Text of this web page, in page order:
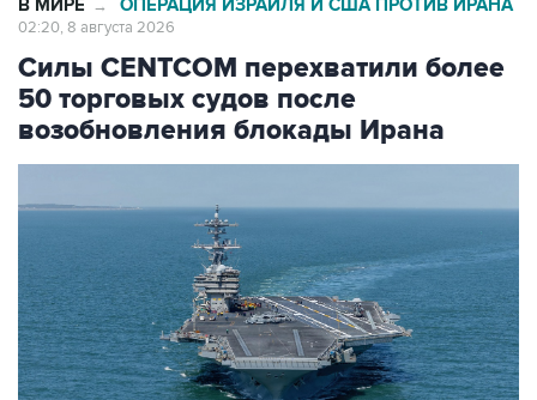
Силы CENTCOM перехватили более
50 торговых судов после
возобновления блокады Ирана